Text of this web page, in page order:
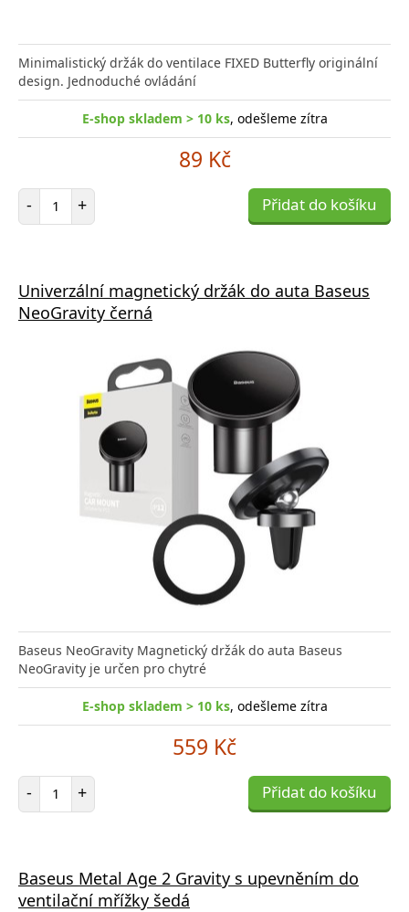
Minimalistický držák do ventilace FIXED Butterfly originální
design. Jednoduché ovládání
E-shop skladem > 10 ks, odešleme zítra
89 Kč
- Počet položek
+ Přidat do košíku
Univerzální magnetický držák do auta Baseus
NeoGravity černá
Baseus NeoGravity Magnetický držák do auta Baseus
NeoGravity je určen pro chytré
E-shop skladem > 10 ks, odešleme zítra
559 Kč
- Počet položek
+ Přidat do košíku
Baseus Metal Age 2 Gravity s upevněním do
ventilační mřížky šedá